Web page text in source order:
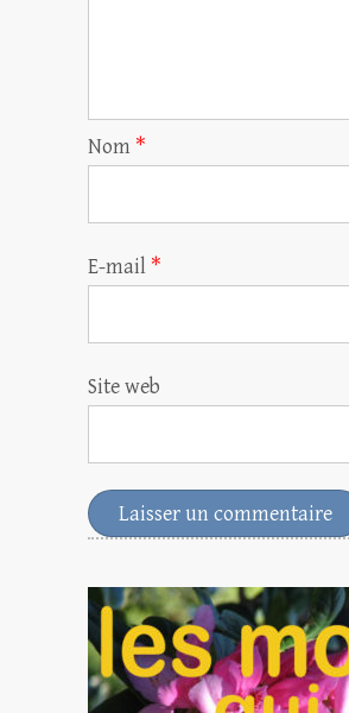
Nom *
E-mail *
Site web